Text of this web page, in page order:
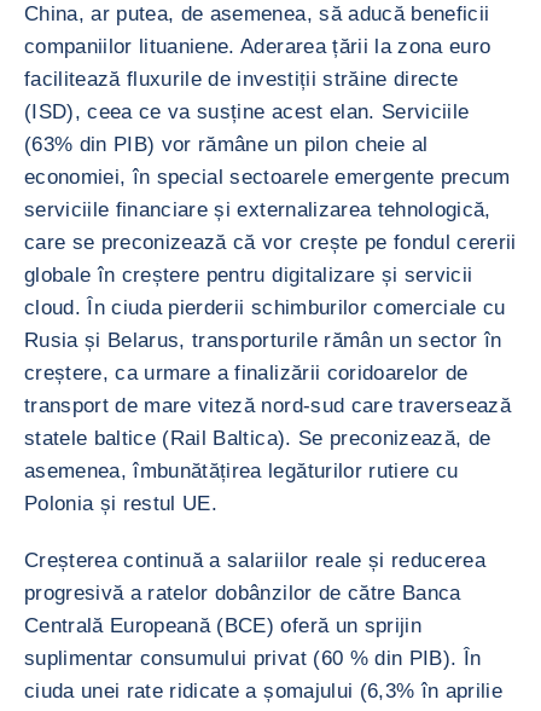
China, ar putea, de asemenea, să aducă beneficii
companiilor lituaniene. Aderarea țării la zona euro
facilitează fluxurile de investiții străine directe
(ISD), ceea ce va susține acest elan. Serviciile
(63% din PIB) vor rămâne un pilon cheie al
economiei, în special sectoarele emergente precum
serviciile financiare și externalizarea tehnologică,
care se preconizează că vor crește pe fondul cererii
globale în creștere pentru digitalizare și servicii
cloud. În ciuda pierderii schimburilor comerciale cu
Rusia și Belarus, transporturile rămân un sector în
creștere, ca urmare a finalizării coridoarelor de
transport de mare viteză nord-sud care traversează
statele baltice (Rail Baltica). Se preconizează, de
asemenea, îmbunătățirea legăturilor rutiere cu
Polonia și restul UE.
Creșterea continuă a salariilor reale și reducerea
progresivă a ratelor dobânzilor de către Banca
Centrală Europeană (BCE) oferă un sprijin
suplimentar consumului privat (60 % din PIB). În
ciuda unei rate ridicate a șomajului (6,3% în aprilie